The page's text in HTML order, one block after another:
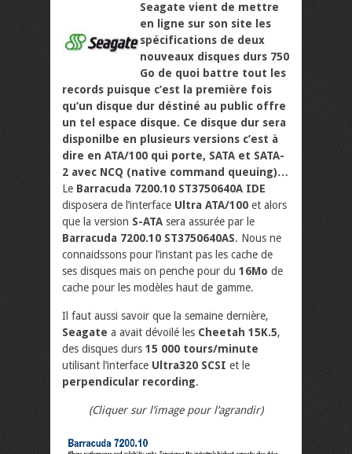
Seagate vient de mettre
en ligne sur son site les
spécifications de deux
nouveaux disques durs 750
Go de quoi battre tout les
records puisque c’est la première fois
qu’un disque dur déstiné au public offre
un tel espace disque. Ce disque dur sera
disponilbe en plusieurs versions c’est à
dire en ATA/100 qui porte, SATA et SATA-
2 avec NCQ (native command queuing)…
Le Barracuda 7200.10 ST3750640A IDE
disposera de l’interface Ultra ATA/100 et alors
que la version S-ATA sera assurée par le
Barracuda 7200.10 ST3750640AS. Nous ne
connaidssons pour l’instant pas les cache de
ses disques mais on penche pour du 16Mo de
cache pour les modèles haut de gamme.
Il faut aussi savoir que la semaine dernière,
Seagate a avait dévoilé les Cheetah 15K.5,
des disques durs 15 000 tours/minute
utilisant l’interface Ultra320 SCSI et le
perpendicular recording.
(Cliquer sur l’image pour l’agrandir)